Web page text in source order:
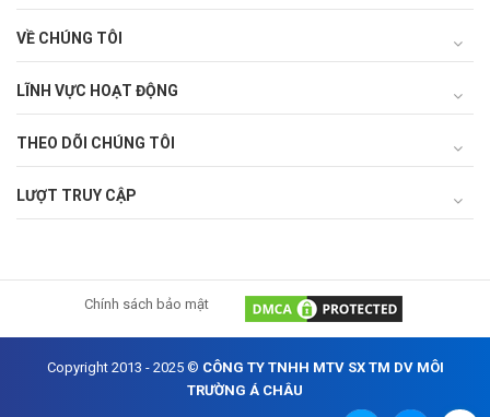
VỀ CHÚNG TÔI
LĨNH VỰC HOẠT ĐỘNG
THEO DÕI CHÚNG TÔI
LƯỢT TRUY CẬP
Chính sách bảo mật
Copyright 2013 - 2025 © CÔNG TY TNHH MTV SX TM DV MÔI
TRƯỜNG Á CHÂU